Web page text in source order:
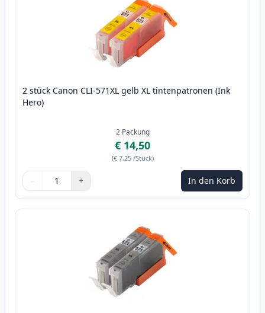
2 stück Canon CLI-571XL gelb XL tintenpatronen (Ink
Hero)
2 Packung
€ 14,50
(€ 7,25 /Stück)
Menge
Verwenden Sie die Tasten, um anzupassen
− +
Menge 1 In den Korb